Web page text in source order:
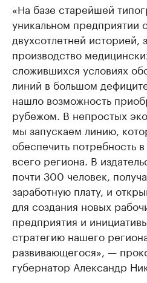
«На базе старейшей
уникальном предприятии
двухсотлетней историей,
производство
сложившихся условиях
линий в большом
нашло возможность
рубежом. В непростых
мы запускаем линию,
обеспечить потребность
всего региона. В
почти 300 человек,
заработную плату, и
для создания новых
предприятия и
стратегию нашего
развивающегося», —
губернатор Александр